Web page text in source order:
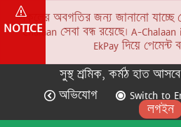
NOTICE
সকলের অবগতির জন্য জানানো যাচ্ছে
Chalaan সেবা বন্ধ রয়েছে। A-
EkPay দিয়ে পেমেন্ট
সুস্থ শ্রমিক, কর্মঠ হাত
অভিযোগ
Switch to
লগইন